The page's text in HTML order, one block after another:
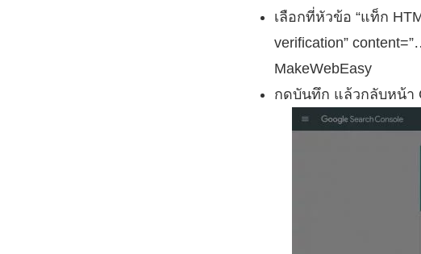
เลือกที่หัวข้อ “แท็ก
verification”
MakeWebEasy
กดบันทึก แล้วกลับหน้า